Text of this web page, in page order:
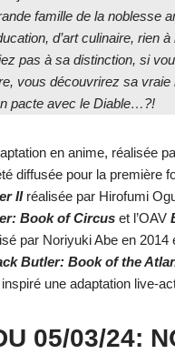
famille de la noblesse
d’art culinaire, rien
pas à sa distinction, si
vous découvrirez sa
pacte avec le Diable…?!
en anime, réalisée
diffusée pour la première
IIréalisée par Hirofumi
Book of Circus et l’OAV
par Noriyuki Abe en 2014
Butler: Book of the
une adaptation live-
05/03/24: